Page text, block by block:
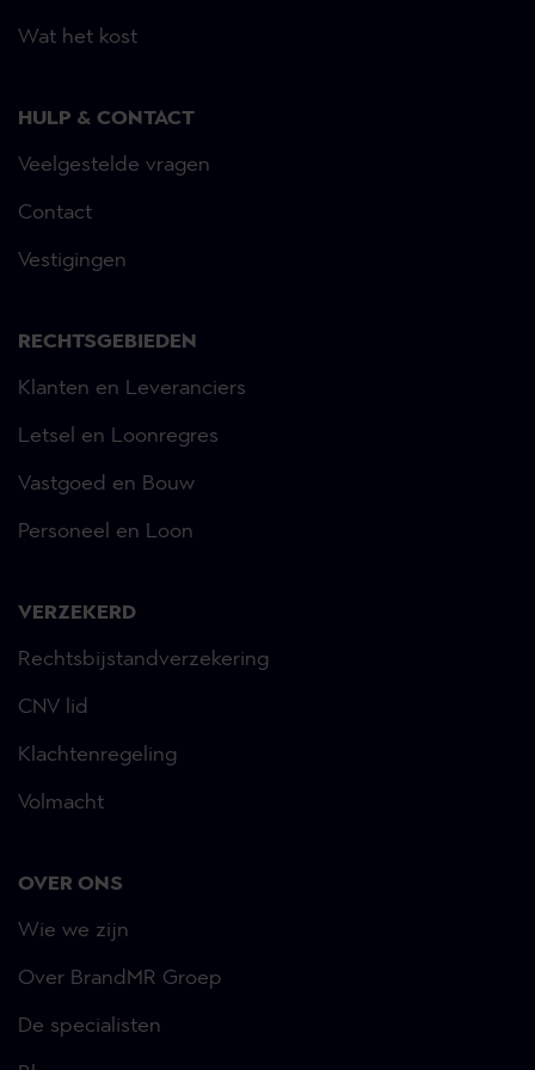
Wat het kost
HULP & CONTACT
Veelgestelde vragen
Contact
Vestigingen
RECHTSGEBIEDEN
Klanten en Leveranciers
Letsel en Loonregres
Vastgoed en Bouw
Personeel en Loon
VERZEKERD
Rechtsbijstandverzekering
CNV lid
Klachtenregeling
Volmacht
OVER ONS
Wie we zijn
Over BrandMR Groep
De specialisten